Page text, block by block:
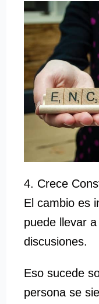
4. Crece
El cambio es
puede llevar
discusiones.
Eso sucede
persona se